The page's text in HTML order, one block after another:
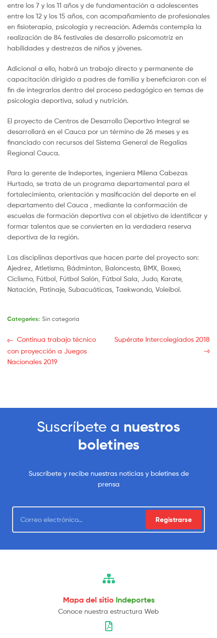
entre los 7 y los 11 años y de fundamentación a adolescentes
entre los 12 y los 15 años, con acompañamiento de profesionales
en fisioterapia, psicología y recreación. Además contempla la
realización de 84 festivales de desarrollo psicomotriz en
habilidades y destrezas de niños y jóvenes.
Adicional a ello, habrá un trabajo directo y permanente de
capacitación dirigido a padres de familia y beneficiaron con el
fin de integrarlos dentro del proceso pedagógico en temas de
psicología deportiva, salud y nutrición.
El proyecto de Centros de Desarrollo Deportivo Integral se
desarrollará en el Cauca por un término de 26 meses y es
financiado con recursos del Sistema General de Regalías
Regional Cauca.
Para la gerente de Indeportes, ingeniera Milena Cabezas
Hurtado, se trata de un programa departamental para el
fortalecimiento, orientación y masificación del deporte en el
departamento del Cauca , mediante la conformación de
escuelas de formación deportiva con el objetivo de identificar y
formar talentos que se convierten en la verdadera reserva
deportiva de la región.
Las disciplinas deportivas que hacen parte del proyecto son:
Ajedrez, Atletismo, Bádminton, Baloncesto, BMX, Boxeo,
Ciclismo, Fútbol, Fútbol Salón, Fútbol Sala, Judo, Karate,
Natación, Patinaje, Subacuáticas, Taekwondo, Voleibol.
Categories: Sin categoría
Continua trabajo técnico
con proyección a Juegos
Nacionales 2019
Supérate Intercolegiados 2018
Suscríbete a nuestros
boletines
Suscríbete y recibe nuestras noticias y boletines de
prensa
Registrarse
Mapa del sitio Indeportes
Conoce nuestra estructura Web